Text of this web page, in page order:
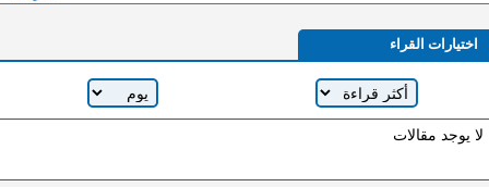
اختيارات القراء
لا يوجد مقالات